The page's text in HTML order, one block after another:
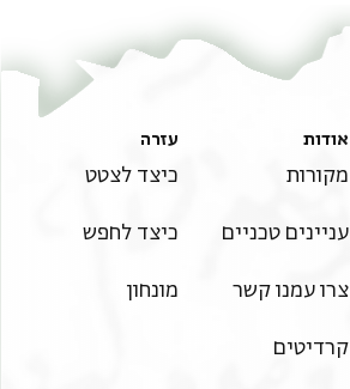
אודות
מקורות
עניינים טכניים
צרו עמנו קשר
קרדיטים
עזרה
כיצד לצטט
כיצד לחפש
מונחון